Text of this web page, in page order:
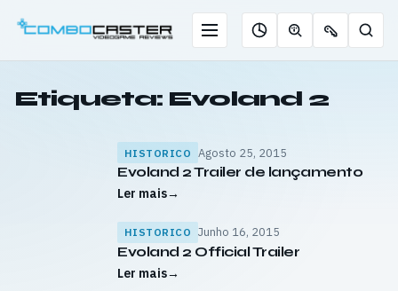
para
Menu
Roleta
de
Descobrir
IA
Ofertas
Etiqueta: Evoland 2
HISTORICO Agosto 25, 2015
Evoland 2 Trailer de lançamento
Ler mais→
HISTORICO Junho 16, 2015
Evoland 2 Official Trailer
Ler mais→